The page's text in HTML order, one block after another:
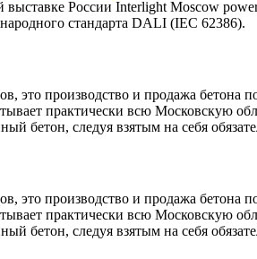
выставке России Interlight Moscow
стандарта DALI (IEC 62386).
это производство и продажа
практически всю Московскую
бетон, следуя взятым на себя
это производство и продажа
практически всю Московскую
бетон, следуя взятым на себя